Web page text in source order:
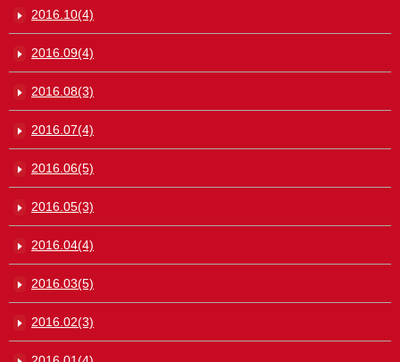
2016.10(4)
2016.09(4)
2016.08(3)
2016.07(4)
2016.06(5)
2016.05(3)
2016.04(4)
2016.03(5)
2016.02(3)